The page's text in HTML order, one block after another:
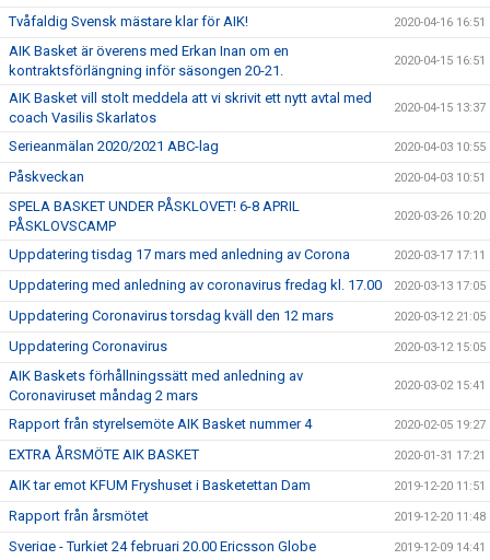
Tvåfaldig Svensk mästare klar för AIK! 2020-04-16 16:51
AIK Basket är överens med Erkan Inan om en
kontraktsförlängning inför säsongen 20-21.
2020-04-15 16:51
AIK Basket vill stolt meddela att vi skrivit ett nytt avtal med
coach Vasilis Skarlatos
2020-04-15 13:37
Serieanmälan 2020/2021 ABC-lag 2020-04-03 10:55
Påskveckan 2020-04-03 10:51
SPELA BASKET UNDER PÅSKLOVET! 6-8 APRIL
PÅSKLOVSCAMP
2020-03-26 10:20
Uppdatering tisdag 17 mars med anledning av Corona 2020-03-17 17:11
Uppdatering med anledning av coronavirus fredag kl. 17.00 2020-03-13 17:05
Uppdatering Coronavirus torsdag kväll den 12 mars 2020-03-12 21:05
Uppdatering Coronavirus 2020-03-12 15:05
AIK Baskets förhållningssätt med anledning av
Coronaviruset måndag 2 mars
2020-03-02 15:41
Rapport från styrelsemöte AIK Basket nummer 4 2020-02-05 19:27
EXTRA ÅRSMÖTE AIK BASKET 2020-01-31 17:21
AIK tar emot KFUM Fryshuset i Basketettan Dam 2019-12-20 11:51
Rapport från årsmötet 2019-12-20 11:48
Sverige - Turkiet 24 februari 20.00 Ericsson Globe 2019-12-09 14:41